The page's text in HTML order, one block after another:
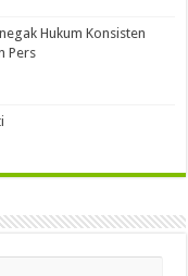
Hukum Konsisten
Pers